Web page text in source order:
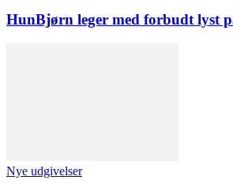
HunBjørn leger med forbudt lyst
Nye udgivelser